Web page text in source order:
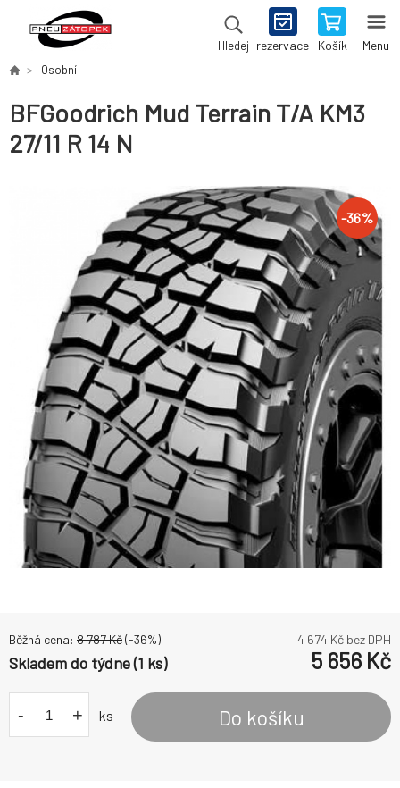
Hledej rezervace Košík Menu
Osobní
BFGoodrich Mud Terrain T/A KM3
27/11 R 14 N
-36%
Běžná cena: 8 787Kč(-36%) 4 674 Kč bez DPH
Skladem do týdne (1 ks) 5 656 Kč
- + ks Do košíku